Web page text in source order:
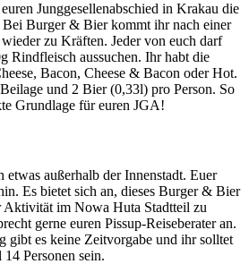
Junggesellenabschied in Krakau die
Burger & Bier kommt ihr nach einer
zu Kräften. Jeder von euch darf
Rindfleisch aussuchen. Ihr habt die
Bacon, Cheese & Bacon oder Hot.
und 2 Bier (0,33l) pro Person. So
Grundlage für euren JGA!
außerhalb der Innenstadt. Euer
Es bietet sich an, dieses Burger & Bier
Aktivität im Nowa Huta Stadtteil zu
gerne euren Pissup-Reiseberater an.
gibt es keine Zeitvorgabe und ihr solltet
Personen sein.